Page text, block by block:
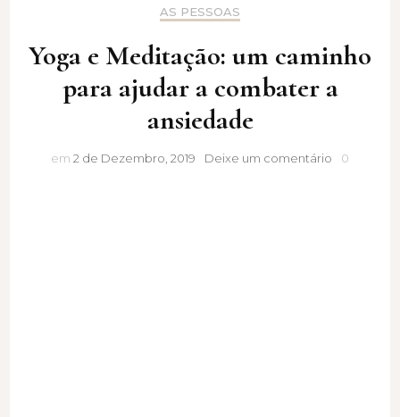
AS PESSOAS
Yoga e Meditação: um caminho
para ajudar a combater a
ansiedade
em 2 de Dezembro, 2019 Deixe um comentário Yoga
0